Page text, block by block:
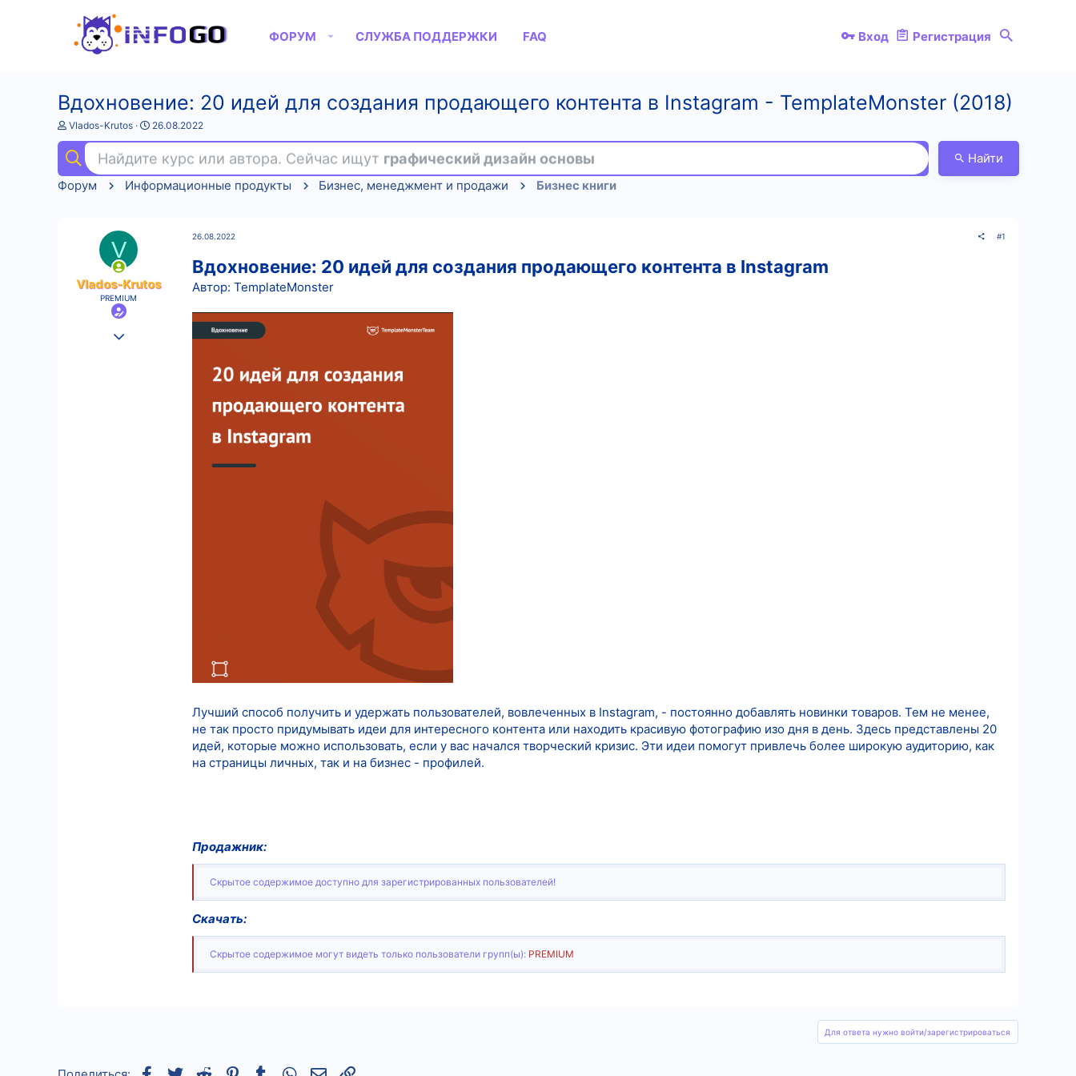
ФОРУМ СЛУЖБА ПОДДЕРЖКИ FAQ Вход Регистрация
Вдохновение: 20 идей для создания продающего контента в Instagram - TemplateMonster (2018)
А
т
о
р
т
Vlados-Krutos
Д
а
н
а
26.08.2022
Найдите курс или автора. Сейчас ищут графический дизайн основы
Найти
Форум
Информационные продукты Бизнес, менеджмент и продажи Бизнес книги
V
Vlados-Krutos
PREMIUM
26.08.2022 #1
Вдохновение: 20 идей для создания продающего контента в Instagram
Автор: TemplateMonster
Лучший способ получить и удержать пользователей, вовлеченных в Instagram, - постоянно добавлять новинки товаров. Тем не менее,
не так просто придумывать идеи для интересного контента или находить красивую фотографию изо дня в день. Здесь представлены 20
идей, которые можно использовать, если у вас начался творческий кризис. Эти идеи помогут привлечь более широкую аудиторию, как
на страницы личных, так и на бизнес - профилей.
Продажник:
Скрытое содержимое доступно для зарегистрированных пользователей!
Скачать:
Скрытое содержимое могут видеть только пользователи групп(ы): PREMIUM
Для ответа нужно войти/зарегистрироваться
Facebook
TwitterReddit Pinterest
TumblrWhatsAppЭлектронная почта
Ссылка